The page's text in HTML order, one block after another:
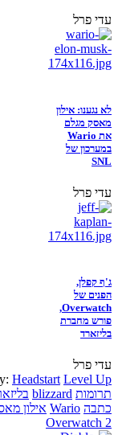
עדי פרל
לא נגענו: אילון
מאסק מגלם
את Wario
במערכון של
SNL
עדי פרל
ג'ף קפלן,
הפנים של
Overwatch,
פורש מחברת
בליזארד
עדי פרל
Headstart Level Up
תרומות blizzard
כתבה Wario אילון
Overwatch 2